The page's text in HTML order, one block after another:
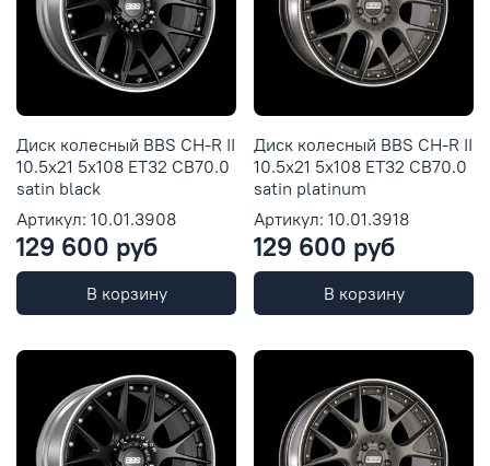
Диск колесный BBS CH-R II
10.5x21 5x108 ET32 CB70.0
satin black
Артикул: 10.01.3908
129 600 руб
В корзину
Диск колесный BBS CH-R II
10.5x21 5x108 ET32 CB70.0
satin platinum
Артикул: 10.01.3918
129 600 руб
В корзину